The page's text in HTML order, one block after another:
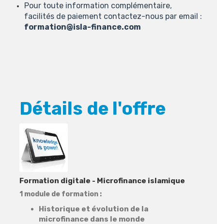
Pour toute information complémentaire,
facilités de paiement contactez-nous par email :
formation@isla-finance.com
Détails de l'offre
Formation digitale - Microfinance islamique
1 module de formation :
Historique et évolution de la
microfinance dans le monde